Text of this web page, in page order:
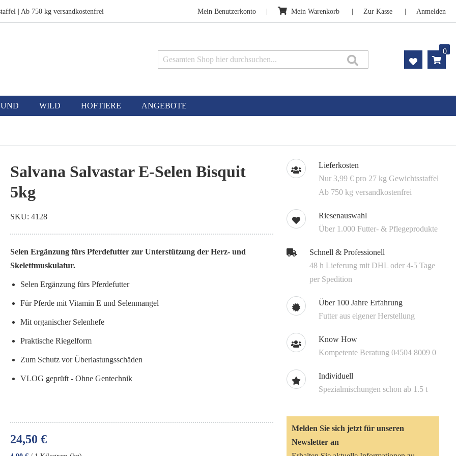
Mein Benutzerkonto Anmelden
| Ab 750 kg versandkostenfrei Mein Warenkorb Zur Kasse
0
WILD HOFTIERE ANGEBOTE
Salvana Salvastar E-Selen Bisquit
5kg
24,50 €
Selen Ergänzung fürs Pferdefutter zur Unterstützung der Herz- und
Skelettmuskulatur.
Selen Ergänzung fürs Pferdefutter
Für Pferde mit Vitamin E und Selenmangel
Mit organischer Selenhefe
Praktische Riegelform
Zum Schutz vor Überlastungsschäden
VLOG geprüft - Ohne Gentechnik
SKU 4128
Lieferkosten
Nur 3,99 € pro 27 kg Gewichtsstaffel
Ab 750 kg versandkostenfrei
Riesenauswahl
Über 1.000 Futter- & Pflegeprodukte
Schnell & Professionell
48 h Lieferung mit DHL oder 4-5 Tage
per Spedition
Über 100 Jahre Erfahrung
Futter aus eigener Herstellung
Know How
Kompetente Beratung 04504 8009 0
Individuell
Spezialmischungen schon ab 1.5 t
Melden Sie sich jetzt für unseren
Newsletter an